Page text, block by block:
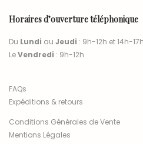
Horaires d’ouverture téléphonique
Du Lundi au Jeudi : 9h-12h et 14h-17h
LeVendredi : 9h-12h
FAQs
Expéditions & retours
Conditions Générales de Vente
Mentions Légales